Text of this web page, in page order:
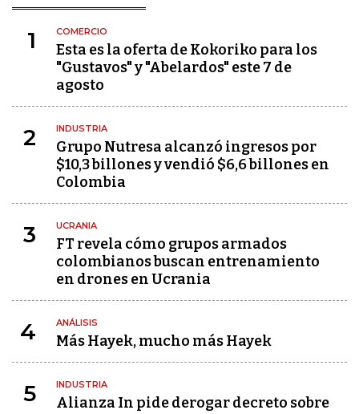
1 COMERCIO
Esta es la oferta de Kokoriko para los
"Gustavos" y "Abelardos" este 7 de
agosto
2 INDUSTRIA
Grupo Nutresa alcanzó ingresos por
$10,3 billones y vendió $6,6 billones en
Colombia
3 UCRANIA
FT revela cómo grupos armados
colombianos buscan entrenamiento
en drones en Ucrania
4 ANÁLISIS
Más Hayek, mucho más Hayek
5 INDUSTRIA
Alianza In pide derogar decreto sobre